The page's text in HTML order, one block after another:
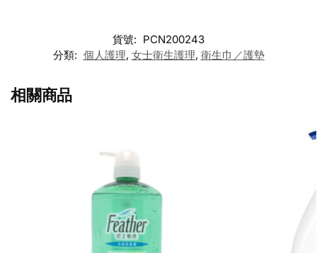
貨號: PCN200243
分類: 個人護理, 女士衛生護理, 衛生巾／護墊
相關商品